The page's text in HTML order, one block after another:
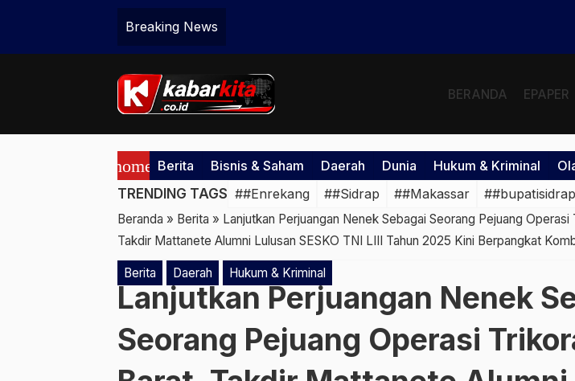
Breaking News
BERANDA EPAPER
home Berita Bisnis & Saham Daerah Dunia Hukum & Kriminal
TRENDING TAGS ##Enrekang ##Sidrap ##Makassar ##bupatisidrap
Beranda » Berita » Lanjutkan Perjuangan Nenek Sebagai Seorang Pejuang Operasi
Takdir Mattanete Alumni Lulusan SESKO TNI LIII Tahun 2025 Kini Berpangkat
Berita Daerah Hukum & Kriminal
Lanjutkan Perjuangan Nenek
Seorang Pejuang Operasi